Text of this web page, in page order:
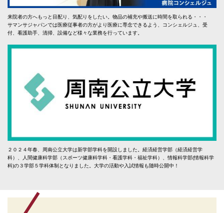
来院者の方へもっと目配り、気配りをしたい。物品の補充や搬送に時間を取られる・・・
サマンサジャパンでは医療従事者の方がより医療に専念できるよう、コンシェルジュ、受
付、看護助手、清掃、設備など様々な業務を行っています。
２０２４年春、周南公立大学は新学部学科を開設しました。経済経営学部（経済経営学
科）、人間健康科学部（スポーツ健康科学科・看護学科・福祉学科）、情報科学部(情報科学
科)の３学部５学科体制となりました。大学の活動や入試情報も随時公開中！